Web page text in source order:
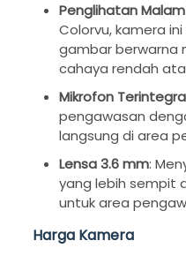
Penglihatan
Colorvu, kamera
gambar berwarna
cahaya rendah
Mikrofon
pengawasan
langsung di area
Lensa 3.6 mm:
yang lebih sempit
untuk area
Harga Kamera